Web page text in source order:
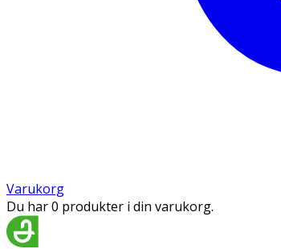
Varukorg
Du har 0 produkter i din varukorg.